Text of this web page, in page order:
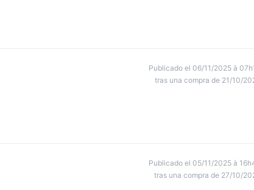
Publicado el 06/11/2025 à
tras una compra de 21/10/
Publicado el 05/11/2025 à
tras una compra de 27/10/